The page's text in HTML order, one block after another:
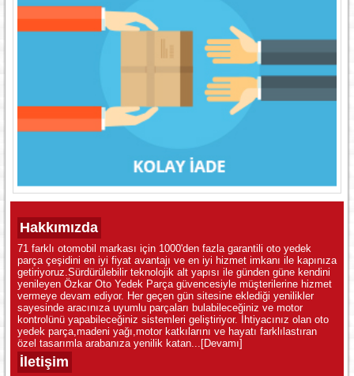
Hakkımızda
71 farklı otomobil markası için 1000'den fazla garantili oto yedek
parça çeşidini en iyi fiyat avantajı ve en iyi hizmet imkanı ile kapınıza
getiriyoruz.Sürdürülebilir teknolojik alt yapısı ile günden güne kendini
yenileyen Özkar Oto Yedek Parça güvencesiyle müşterilerine hizmet
vermeye devam ediyor. Her geçen gün sitesine eklediği yenilikler
sayesinde aracınıza uyumlu parçaları bulabileceğiniz ve motor
kontrolünü yapabileceğiniz sistemleri geliştiriyor. İhtiyacınız olan oto
yedek parça,madeni yağı,motor katkılarını ve hayatı farklılastıran
özel tasarımla arabanıza yenilik katan... [Devamı]
İletişim